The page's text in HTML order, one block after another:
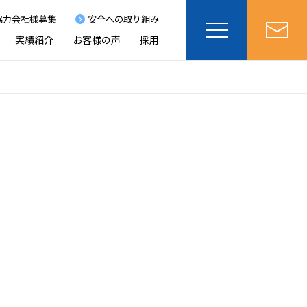
力会社様募集 安全への取り組み
実績紹介 お客様の声 採用